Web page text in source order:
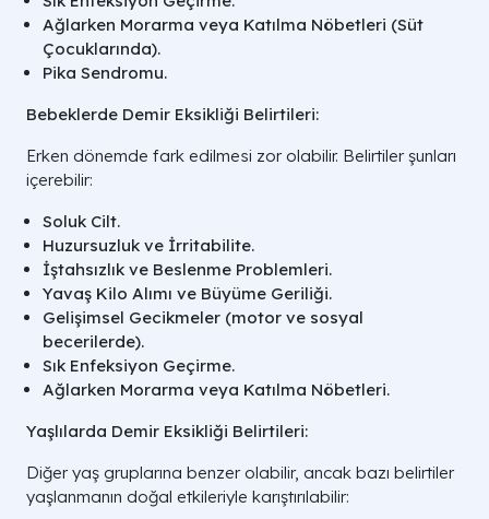
Ağlarken Morarma veya Katılma Nöbetleri (Süt
Çocuklarında).
Pika Sendromu.
Bebeklerde Demir Eksikliği Belirtileri:
Erken dönemde fark edilmesi zor olabilir. Belirtiler şunları
içerebilir:
Soluk Cilt.
Huzursuzluk ve İrritabilite.
İştahsızlık ve Beslenme Problemleri.
Yavaş Kilo Alımı ve Büyüme Geriliği.
Gelişimsel Gecikmeler (motor ve sosyal
becerilerde).
Sık Enfeksiyon Geçirme.
Ağlarken Morarma veya Katılma Nöbetleri.
Yaşlılarda Demir Eksikliği Belirtileri:
Diğer yaş gruplarına benzer olabilir, ancak bazı belirtiler
yaşlanmanın doğal etkileriyle karıştırılabilir: